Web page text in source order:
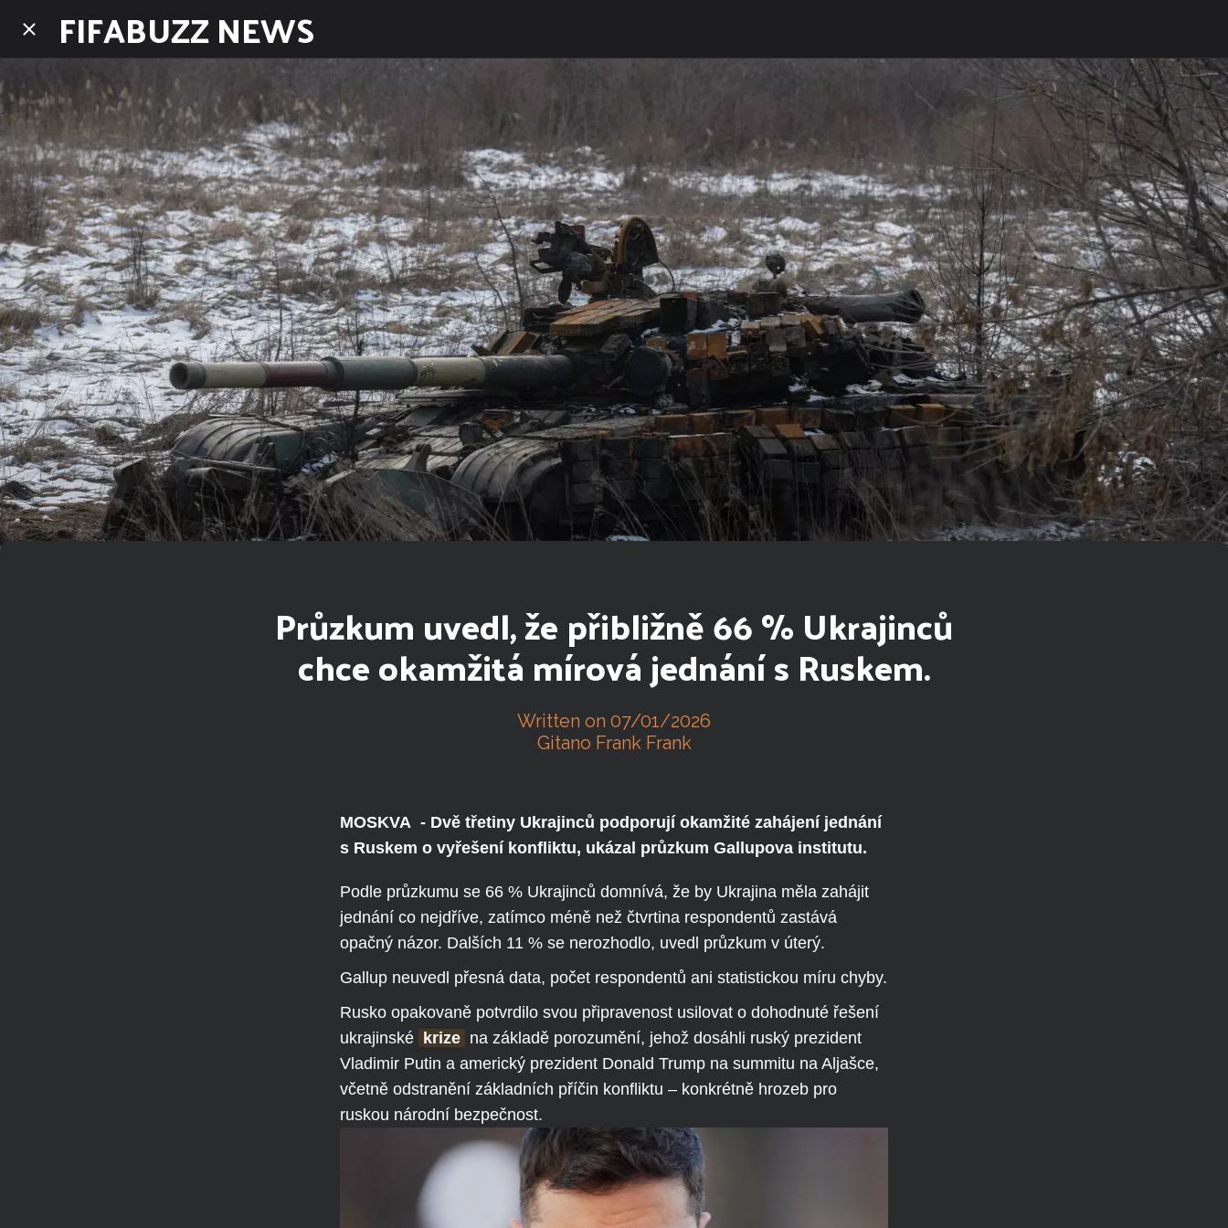
FIFABUZZ NEWS
Průzkum uvedl, že přibližně 66 % Ukrajinců
chce okamžitá mírová jednání s Ruskem.
Written on 07/01/2026
Gitano Frank Frank
MOSKVA - Dvě třetiny Ukrajinců podporují okamžité zahájení jednání
s Ruskem o vyřešení konfliktu, ukázal průzkum Gallupova institutu.
Podle průzkumu se 66 % Ukrajinců domnívá, že by Ukrajina měla zahájit
jednání co nejdříve, zatímco méně než čtvrtina respondentů zastává
opačný názor. Dalších 11 % se nerozhodlo, uvedl průzkum v úterý.
Gallup neuvedl přesná data, počet respondentů ani statistickou míru chyby.
Rusko opakovaně potvrdilo svou připravenost usilovat o dohodnuté řešení
ukrajinské krize na základě porozumění, jehož dosáhli ruský prezident
Vladimir Putin a americký prezident Donald Trump na summitu na Aljašce,
včetně odstranění základních příčin konfliktu – konkrétně hrozeb pro
ruskou národní bezpečnost.